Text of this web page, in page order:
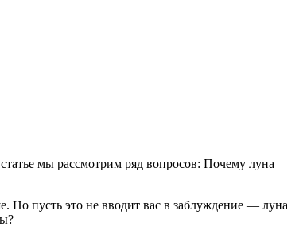
мы рассмотрим ряд вопросов: Почему луна
Но пусть это не вводит вас в заблуждение — луна